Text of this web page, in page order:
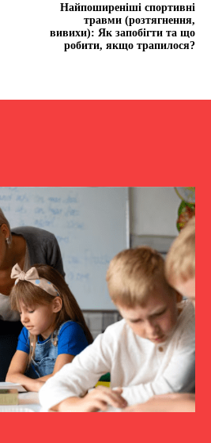
Найпоширеніші спортивні
травми (розтягнення,
вивихи): Як запобігти та що
робити, якщо трапилося?